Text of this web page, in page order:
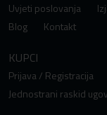
Uvjeti poslovanja
Blog
Kontakt
KUPCI
Prijava / Registracija
Jednostrani raskid